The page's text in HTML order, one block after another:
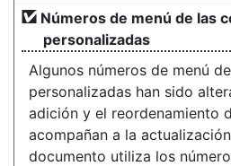
Números de menú de las
personalizadas
Algunos números de menú
personalizadas han sido
adición y el reordenamiento
acompañan a la
documento utiliza los